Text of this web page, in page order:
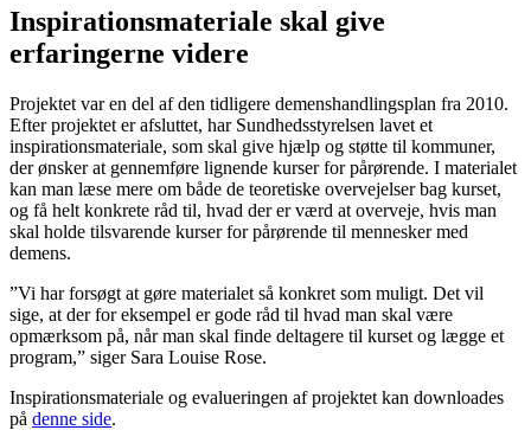
Inspirationsmateriale skal give
erfaringerne videre
Projektet var en del af den tidligere demenshandlingsplan fra 2010.
Efter projektet er afsluttet, har Sundhedsstyrelsen lavet et
inspirationsmateriale, som skal give hjælp og støtte til kommuner,
der ønsker at gennemføre lignende kurser for pårørende. I materialet
kan man læse mere om både de teoretiske overvejelser bag kurset,
og få helt konkrete råd til, hvad der er værd at overveje, hvis man
skal holde tilsvarende kurser for pårørende til mennesker med
demens.
”Vi har forsøgt at gøre materialet så konkret som muligt. Det vil
sige, at der for eksempel er gode råd til hvad man skal være
opmærksom på, når man skal finde deltagere til kurset og lægge et
program,” siger Sara Louise Rose.
Inspirationsmateriale og evalueringen af projektet kan downloades
på denne side.